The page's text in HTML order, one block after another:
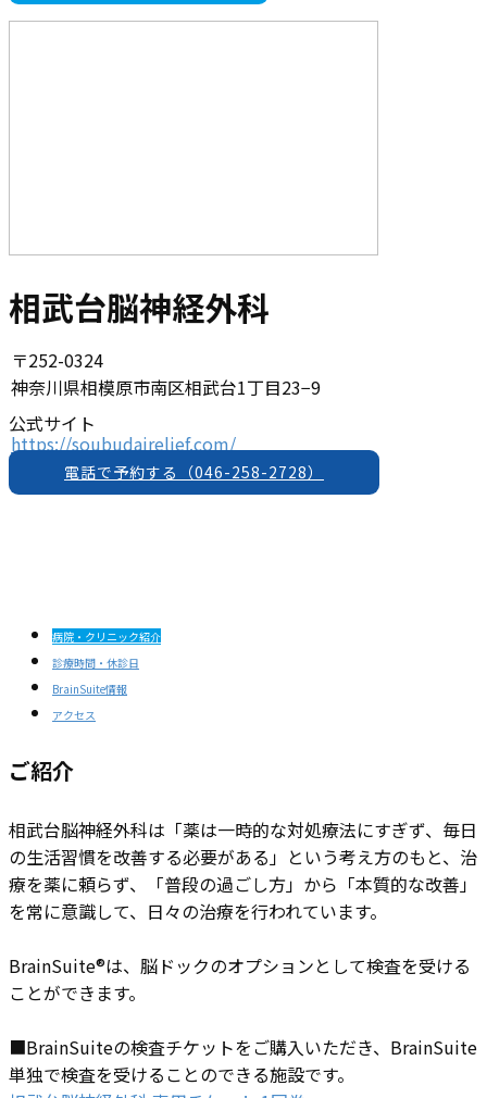
相武台脳神経外科
〒252-0324
神奈川県相模原市南区相武台1丁目23−9
公式サイト
https://soubudairelief.com/
電話で予約する（046-258-2728）
病院・クリニック紹介
診療時間・休診日
BrainSuite情報
アクセス
ご紹介
相武台脳神経外科は「薬は一時的な対処療法にすぎず、毎日
の生活習慣を改善する必要がある」という考え方のもと、治
療を薬に頼らず、「普段の過ごし方」から「本質的な改善」
を常に意識して、日々の治療を行われています。
BrainSuite®は、脳ドックのオプションとして​検査を受ける
ことができます。
■BrainSuiteの検査チケットをご購入いただき、BrainSuite
単独で検査を受けることのできる施設です。